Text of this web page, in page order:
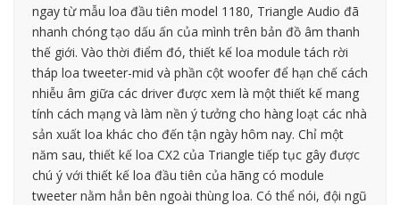
ngay từ mẫu loa đầu tiên model 1180, Triangle Audio đã
nhanh chóng tạo dấu ấn của mình trên bản đồ âm thanh
thế giới. Vào thời điểm đó, thiết kế loa module tách rời
tháp loa tweeter-mid và phần cột woofer để hạn chế cách
nhiễu âm giữa các driver được xem là một thiết kế mang
tính cách mạng và làm nền ý tưởng cho hàng loạt các nhà
sản xuất loa khác cho đến tận ngày hôm nay. Chỉ một
năm sau, thiết kế loa CX2 của Triangle tiếp tục gây được
chú ý với thiết kế loa đầu tiên của hãng có module
tweeter nằm hẳn bên ngoài thùng loa. Có thể nói, đội ngũ